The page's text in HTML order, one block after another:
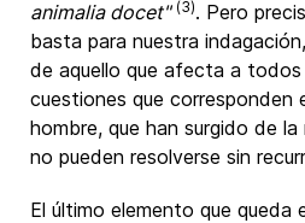
animalia docet" (3). Pero
basta para nuestra
de aquello que afecta a todos
cuestiones que corresponden
hombre, que han surgido de
no pueden resolverse sin
El último elemento que queda